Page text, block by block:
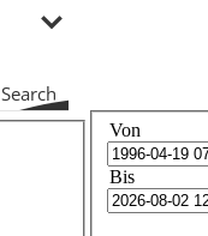
Search
Von
Bis